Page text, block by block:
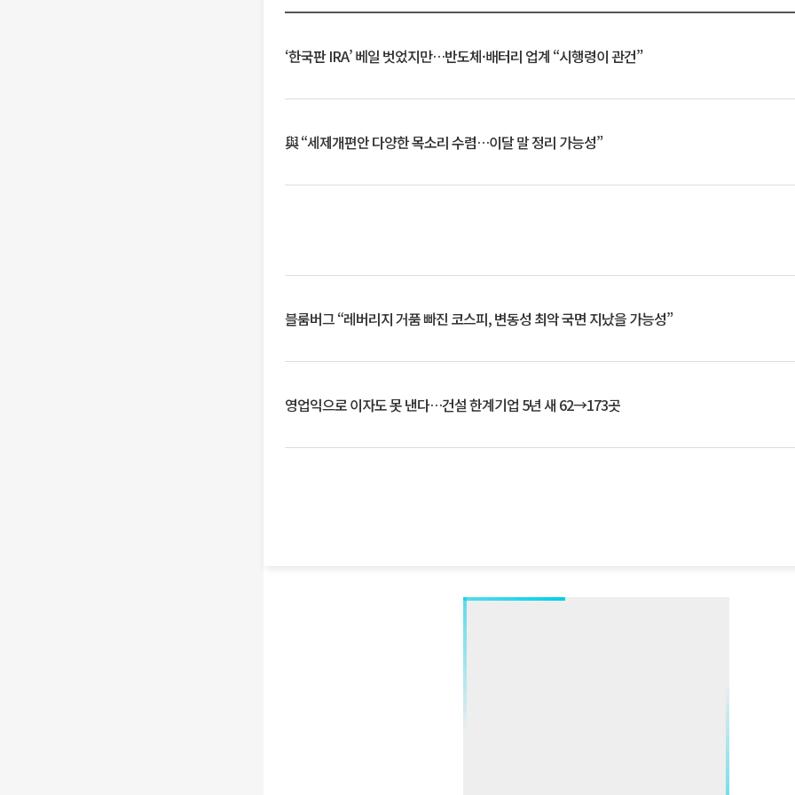
‘한국판 IRA’ 베일 벗었지만…반도체·배터리 업계 “시행령이 관건”
與 “세제개편안 다양한 목소리 수렴…이달 말 정리 가능성”
블룸버그 “레버리지 거품 빠진 코스피, 변동성 최악 국면 지났을 가능성”
영업익으로 이자도 못 낸다…건설 한계기업 5년 새 62→173곳